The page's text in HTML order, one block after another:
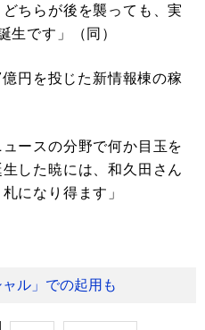
ちらが後を襲っても、実
生です」（同）
円を投じた新情報棟の稼
ースの分野で何か目玉を
した暁には、和久田さん
になり得ます」
ャル」での起用も